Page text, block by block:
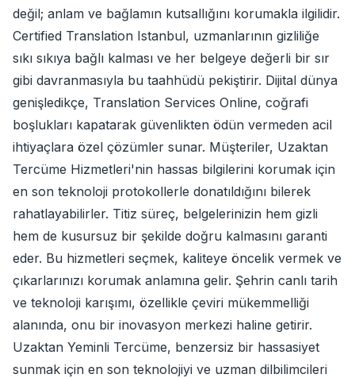
değil; anlam ve bağlamın kutsallığını korumakla ilgilidir.
Certified Translation Istanbul, uzmanlarının gizliliğe
sıkı sıkıya bağlı kalması ve her belgeye değerli bir sır
gibi davranmasıyla bu taahhüdü pekiştirir. Dijital dünya
genişledikçe, Translation Services Online, coğrafi
boşlukları kapatarak güvenlikten ödün vermeden acil
ihtiyaçlara özel çözümler sunar. Müşteriler, Uzaktan
Tercüme Hizmetleri'nin hassas bilgilerini korumak için
en son teknoloji protokollerle donatıldığını bilerek
rahatlayabilirler. Titiz süreç, belgelerinizin hem gizli
hem de kusursuz bir şekilde doğru kalmasını garanti
eder. Bu hizmetleri seçmek, kaliteye öncelik vermek ve
çıkarlarınızı korumak anlamına gelir. Şehrin canlı tarih
ve teknoloji karışımı, özellikle çeviri mükemmelliği
alanında, onu bir inovasyon merkezi haline getirir.
Uzaktan Yeminli Tercüme, benzersiz bir hassasiyet
sunmak için en son teknolojiyi ve uzman dilbilimcileri